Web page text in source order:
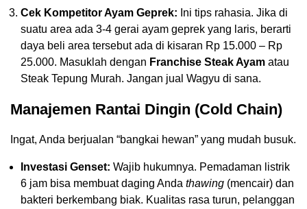
Cek Kompetitor Ayam Geprek: Ini tips rahasia. Jika di
suatu area ada 3-4 gerai ayam geprek yang laris, berarti
daya beli area tersebut ada di kisaran Rp 15.000 – Rp
25.000. Masuklah dengan Franchise Steak Ayam atau
Steak Tepung Murah. Jangan jual Wagyu di sana.
Manajemen Rantai Dingin (Cold Chain)
Ingat, Anda berjualan “bangkai hewan” yang mudah busuk.
Investasi Genset: Wajib hukumnya. Pemadaman listrik
6 jam bisa membuat daging Anda thawing (mencair) dan
bakteri berkembang biak. Kualitas rasa turun, pelanggan